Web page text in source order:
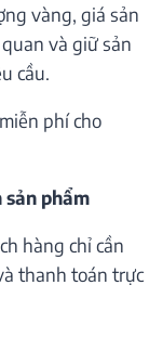
vàng, giá sản
và giữ sản
cầu.
phí cho
phẩm
hàng chỉ cần
thanh toán trực